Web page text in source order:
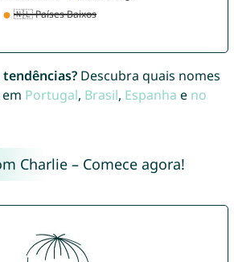
Descubra quais nomes
Portugal, Brasil, Espanha e no
Charlie – Comece agora!